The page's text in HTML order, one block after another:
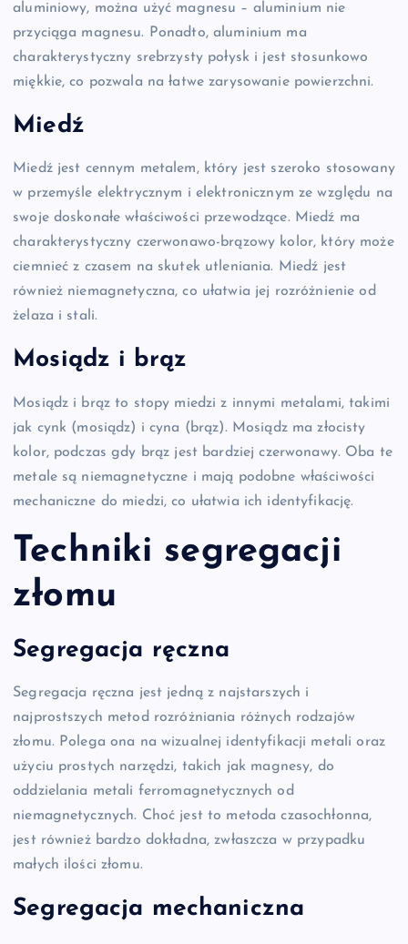
aluminiowy, można użyć magnesu – aluminium nie
przyciąga magnesu. Ponadto, aluminium ma
charakterystyczny srebrzysty połysk i jest stosunkowo
miękkie, co pozwala na łatwe zarysowanie powierzchni.
Miedź
Miedź jest cennym metalem, który jest szeroko stosowany
w przemyśle elektrycznym i elektronicznym ze względu na
swoje doskonałe właściwości przewodzące. Miedź ma
charakterystyczny czerwonawo-brązowy kolor, który może
ciemnieć z czasem na skutek utleniania. Miedź jest
również niemagnetyczna, co ułatwia jej rozróżnienie od
żelaza i stali.
Mosiądz i brąz
Mosiądz i brąz to stopy miedzi z innymi metalami, takimi
jak cynk (mosiądz) i cyna (brąz). Mosiądz ma złocisty
kolor, podczas gdy brąz jest bardziej czerwonawy. Oba te
metale są niemagnetyczne i mają podobne właściwości
mechaniczne do miedzi, co ułatwia ich identyfikację.
Techniki segregacji
złomu
Segregacja ręczna
Segregacja ręczna jest jedną z najstarszych i
najprostszych metod rozróżniania różnych rodzajów
złomu. Polega ona na wizualnej identyfikacji metali oraz
użyciu prostych narzędzi, takich jak magnesy, do
oddzielania metali ferromagnetycznych od
niemagnetycznych. Choć jest to metoda czasochłonna,
jest również bardzo dokładna, zwłaszcza w przypadku
małych ilości złomu.
Segregacja mechaniczna